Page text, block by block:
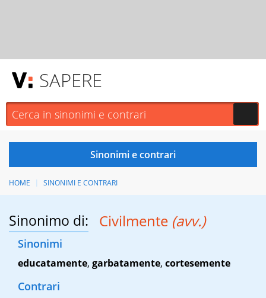
SAPERE
HOME SINONIMI E CONTRARI
Sinonimo di: Civilmente (avv.)
Sinonimi
educatamente, garbatamente, cortesemente
Contrari